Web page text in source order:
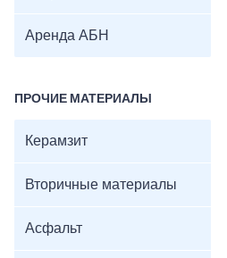
Аренда АБН
ПРОЧИЕ МАТЕРИАЛЫ
Керамзит
Вторичные материалы
Асфальт